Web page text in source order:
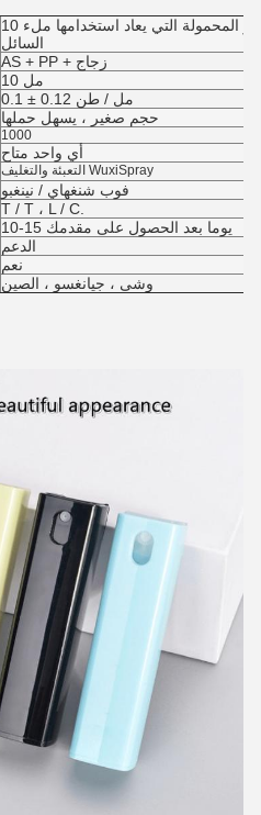
10 مللي زجاجة رذاذ عطر مربع السفر المحمولة التي يعاد استخدامها ملء
السائل
AS + PP + زجاج
10 مل
0.1 ± 0.12 مل / طن
حجم صغير ، يسهل حملها
1000
أي واحد متاح
التعبئة والتغليف WuxiSpray
فوب شنغهاي / نينغبو
T / T ، L / C.
10-15 يوما بعد الحصول على مقدمك
الدعم
نعم
وشى ، جيانغسو ، الصين